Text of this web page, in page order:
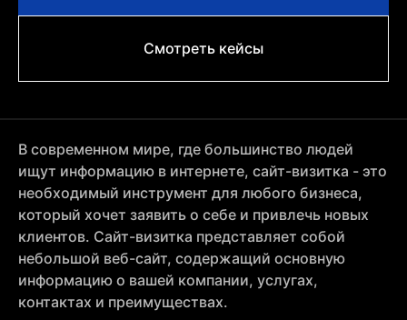
Смотреть кейсы
В современном мире, где большинство людей
ищут информацию в интернете, сайт-визитка - это
необходимый инструмент для любого бизнеса,
который хочет заявить о себе и привлечь новых
клиентов. Сайт-визитка представляет собой
небольшой веб-сайт, содержащий основную
информацию о вашей компании, услугах,
контактах и преимуществах.